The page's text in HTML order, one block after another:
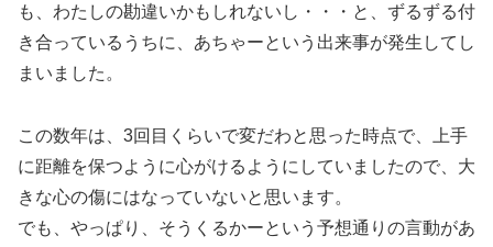
も、わたしの勘違いかもしれないし・・・と、ずるずる付
き合っているうちに、あちゃーという出来事が発生してし
まいました。
この数年は、3回目くらいで変だわと思った時点で、上手
に距離を保つように心がけるようにしていましたので、大
きな心の傷にはなっていないと思います。
でも、やっぱり、そうくるかーという予想通りの言動があ